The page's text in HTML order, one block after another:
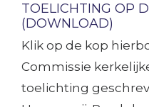
TOELICHTING OP
(DOWNLOAD)
Klik op de kop
Commissie
toelichting